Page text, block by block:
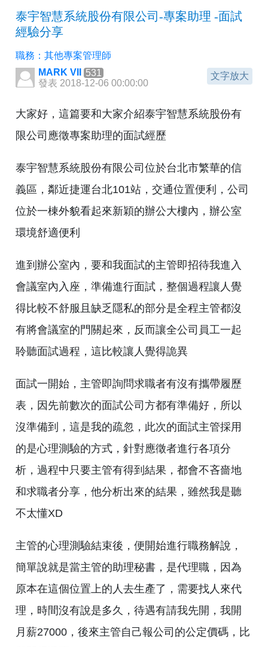
泰宇智慧系統股份有限公司-專案助理 -面試
經驗分享
職務：其他專案管理師
文字放大
MARK VII
531
發表 2018-12-06 00:00:00
大家好，這篇要和大家介紹泰宇智慧系統股份有
限公司應徵專案助理的面試經歷
泰宇智慧系統股份有限公司位於台北市繁華的信
義區，鄰近捷運台北101站，交通位置便利，公司
位於一棟外貌看起來新穎的辦公大樓內，辦公室
環境舒適便利
進到辦公室內，要和我面試的主管即招待我進入
會議室內入座，準備進行面試，整個過程讓人覺
得比較不舒服且缺乏隱私的部分是全程主管都沒
有將會議室的門關起來，反而讓全公司員工一起
聆聽面試過程，這比較讓人覺得詭異
面試一開始，主管即詢問求職者有沒有攜帶履歷
表，因先前數次的面試公司方都有準備好，所以
沒準備到，這是我的疏忽，此次的面試主管採用
的是心理測驗的方式，針對應徵者進行各項分
析，過程中只要主管有得到結果，都會不吝嗇地
和求職者分享，他分析出來的結果，雖然我是聽
不太懂XD
主管的心理測驗結束後，便開始進行職務解說，
簡單說就是當主管的助理秘書，是代理職，因為
原本在這個位置上的人去生產了，需要找人來代
理，時間沒有說是多久，待遇有請我先開，我開
月薪27000，後來主管自己報公司的公定價碼，比